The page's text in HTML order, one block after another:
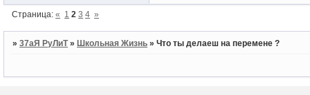
Страница:« 1 2 3 4 »
»37аЯ РуЛиТ »Школьная Жизнь »Что ты делаеш на перемене ?